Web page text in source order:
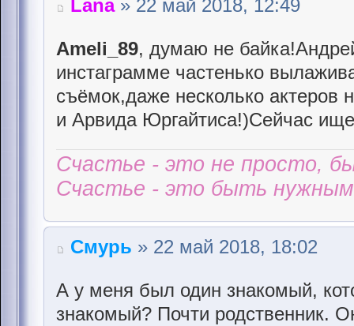
Lana» 22 май 2018, 12:49
Ameli_89, думаю не
инстаграмме частенько
съёмок,даже несколько актеров
и Арвида Юргайтиса!)Сейчас
Счастье - это не просто,
Счастье - это быть
Смурь » 22 май 2018, 18:02
А у меня был один знакомый,
знакомый? Почти родственник.